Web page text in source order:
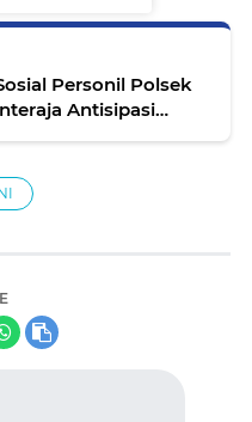
Personil Polsek
Antisipasi